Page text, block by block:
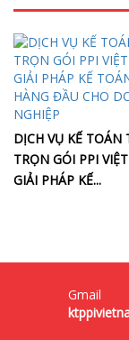
DỊCH VỤ KẾ TOÁN
TRỌN GÓI PPI
GIẢI PHÁP KẾ...
Gmail